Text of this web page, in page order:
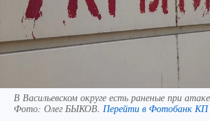
В Васильевском округе есть раненые при
Фото: Олег БЫКОВ. Перейти в Фотобанк КП